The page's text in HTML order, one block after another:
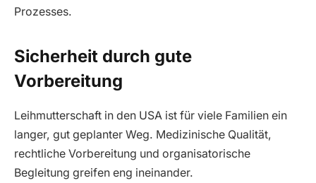
Prozesses.
Sicherheit durch gute
Vorbereitung
Leihmutterschaft in den USA ist für viele Familien ein
langer, gut geplanter Weg. Medizinische Qualität,
rechtliche Vorbereitung und organisatorische
Begleitung greifen eng ineinander.